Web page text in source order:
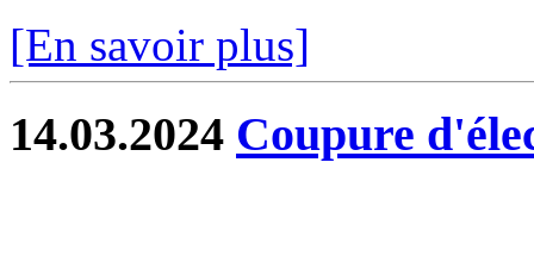
[En savoir plus]
14.03.2024 Coupure